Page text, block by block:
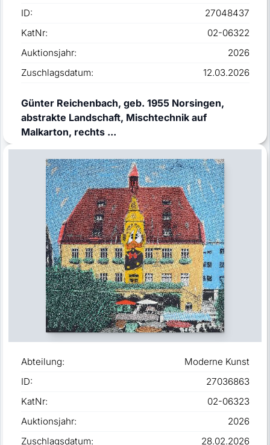
ID:
27048437
KatNr:
02-06322
Auktionsjahr:
2026
Zuschlagsdatum:
12.03.2026
Günter Reichenbach, geb. 1955 Norsingen,
abstrakte Landschaft, Mischtechnik auf
Malkarton, rechts ...
Abteilung:
Moderne Kunst
ID:
27036863
KatNr:
02-06323
Auktionsjahr:
2026
Zuschlagsdatum:
28.02.2026